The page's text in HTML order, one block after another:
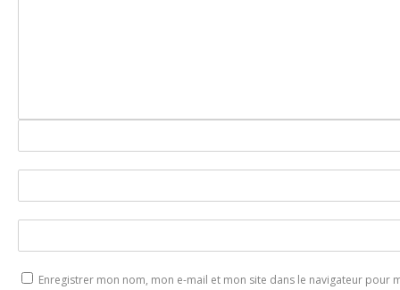
Enregistrer mon nom, mon e-mail et mon site dans le navigateur pour